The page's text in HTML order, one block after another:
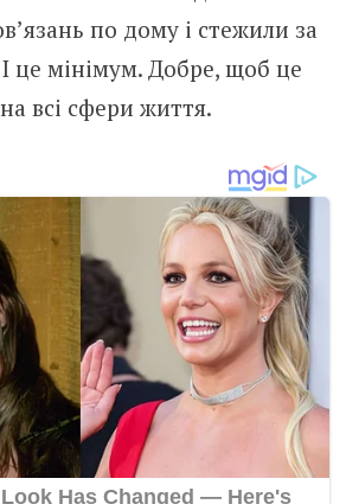
по дому і стежили за
це мінімум. Добре, щоб це
всі сфери життя.